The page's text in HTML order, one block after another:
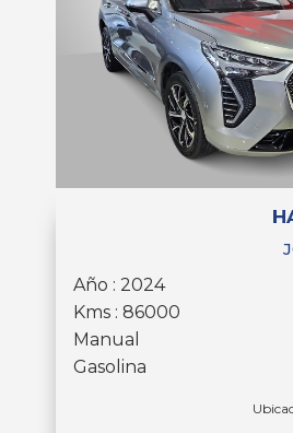
Año : 2024
Kms : 86000
Manual
Gasolina